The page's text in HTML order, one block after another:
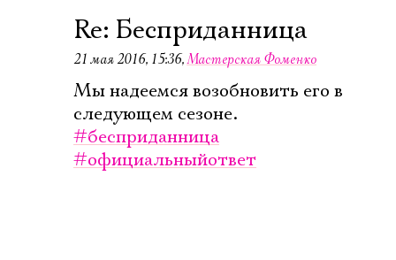
Re: Бесприданница
21 мая 2016, 15:36,Мастерская Фоменко
Мы надеемся возобновить его в
следующем сезоне.
#бесприданница
#официальныйответ
Электропочта
Имя